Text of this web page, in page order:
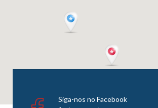
Siga-nos no Facebook